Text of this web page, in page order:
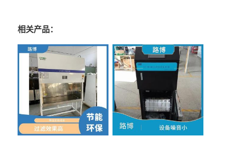
相关产品：